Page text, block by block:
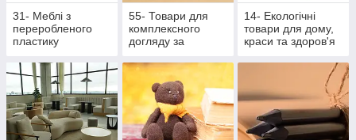
31- Меблі з
переробленого
пластику
55- Товари для
комплексного
догляду за
порожниною
14- Екологічні
товари для дому,
краси та здоров'я